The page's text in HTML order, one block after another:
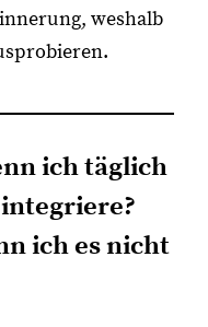
weshalb
ich täglich
ich es nicht